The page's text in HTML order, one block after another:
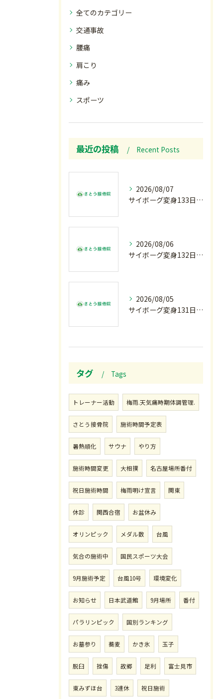
全てのカテゴリー
交通事故
腰痛
肩こり
痛み
スポーツ
最近の投稿 Recent Posts
2026/08/07
サイボーグ変身133日目.広島.原爆.81年.インターハイ初日.金曜の朝〜
2026/08/06
サイボーグ変身132日目.お知らせ.和歌山.インターハイ.柔道開幕…木曜の朝〜
2026/08/05
サイボーグ変身131日目.甲子園開幕.日曜.リラクゼーション柔.水曜の朝〜
タグ Tags
トレーナー活動 梅雨.天気痛時期体調管理.
さとう接骨院 施術時間予定表
暑熱順化 サウナ やり方
施術時間変更 大相撲 名古屋場所番付
祝日施術時間 梅雨明け宣言 関東
休診 関西合宿 お盆休み
オリンピック メダル数 台風
気合の施術中 国民スポーツ大会
9月施術予定 台風10号 環境変化
お知らせ 日本武道館 9月場所 番付
パラリンピック 国別ランキング
お墓参り 蕎麦 かき氷 玉子
脱臼 挫傷 故郷 足利 富士見市
東みずほ台 3連休 祝日施術